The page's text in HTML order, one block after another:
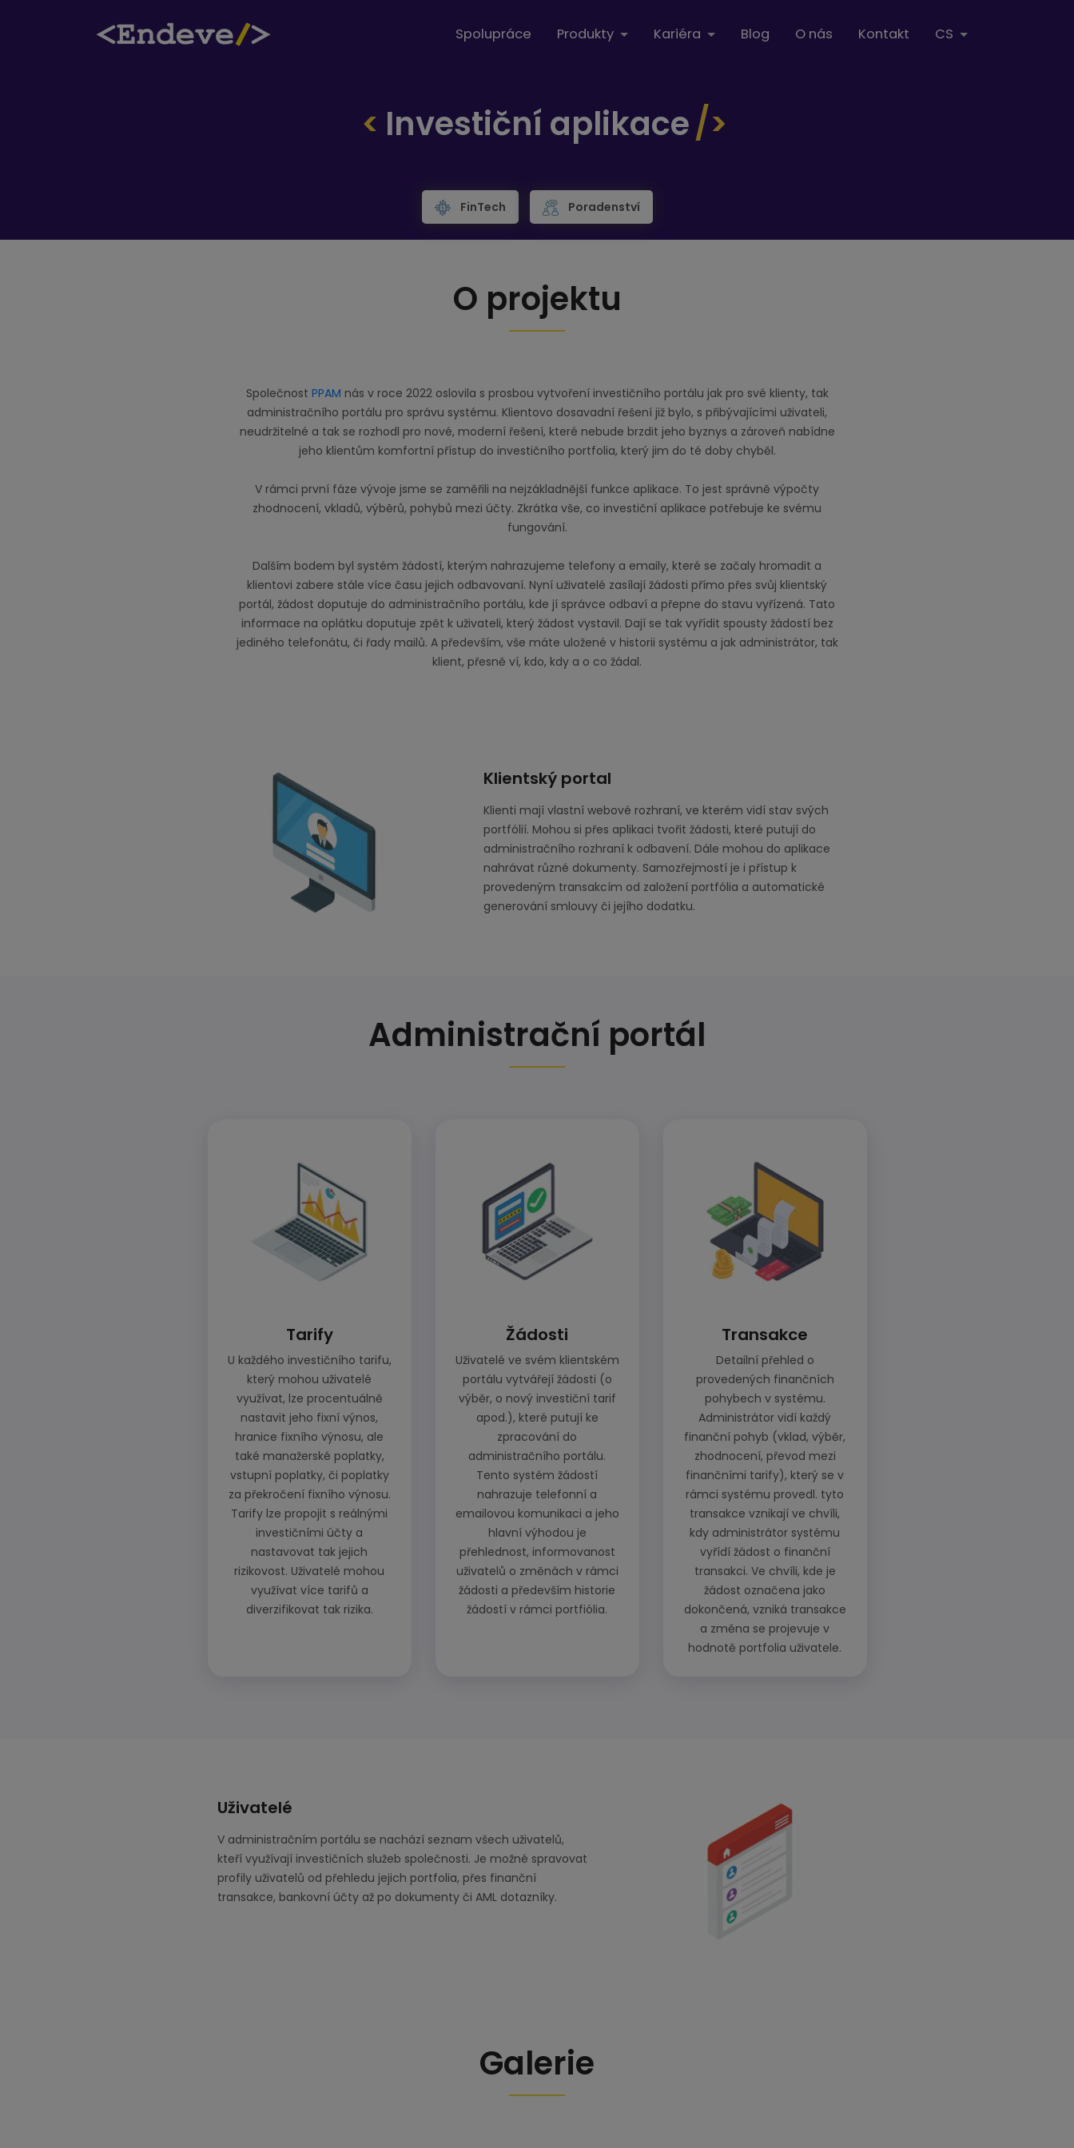
Spolupráce Produkty Kariéra Blog O nás Kontakt CS
Investiční aplikace
FinTech Poradenství
O projektu
Společnost PPAM nás v roce 2022 oslovila s prosbou vytvoření investičního portálu jak pro své klienty, tak
administračního portálu pro správu systému. Klientovo dosavadní řešení již bylo, s přibývajícími uživateli,
neudržitelné a tak se rozhodl pro nové, moderní řešení, které nebude brzdit jeho byznys a zároveň nabídne
jeho klientům komfortní přístup do investičního portfolia, který jim do té doby chyběl.
V rámci první fáze vývoje jsme se zaměřili na nejzákladnější funkce aplikace. To jest správně výpočty
zhodnocení, vkladů, výběrů, pohybů mezi účty. Zkrátka vše, co investiční aplikace potřebuje ke svému
fungování.
Dalším bodem byl systém žádostí, kterým nahrazujeme telefony a emaily, které se začaly hromadit a
klientovi zabere stále více času jejich odbavovaní. Nyní uživatelé zasílají žádosti přímo přes svůj klientský
portál, žádost doputuje do administračního portálu, kde jí správce odbaví a přepne do stavu vyřízená. Tato
informace na oplátku doputuje zpět k uživateli, který žádost vystavil. Dají se tak vyřídit spousty žádostí bez
jediného telefonátu, či řady mailů. A především, vše máte uložené v historii systému a jak administrátor, tak
klient, přesně ví, kdo, kdy a o co žádal.
Klientský portal
Klienti mají vlastní webové rozhraní, ve kterém vidí stav svých
portfólií. Mohou si přes aplikaci tvořit žádosti, které putují do
administračního rozhraní k odbavení. Dále mohou do aplikace
nahrávat různé dokumenty. Samozřejmostí je i přístup k
provedeným transakcím od založení portfólia a automatické
generování smlouvy či jejího dodatku.
Administrační portál
Tarify
U každého investičního tarifu,
který mohou uživatelé
využívat, lze procentuálně
nastavit jeho fixní výnos,
hranice fixního výnosu, ale
také manažerské poplatky,
vstupní poplatky, či poplatky
za překročení fixního výnosu.
Tarify lze propojit s reálnými
investičními účty a
nastavovat tak jejich
rizikovost. Uživatelé mohou
využívat více tarifů a
diverzifikovat tak rizika.
Žádosti
Uživatelé ve svém klientském
portálu vytvářejí žádosti (o
výběr, o nový investiční tarif
apod.), které putují ke
zpracování do
administračního portálu.
Tento systém žádostí
nahrazuje telefonní a
emailovou komunikaci a jeho
hlavní výhodou je
přehlednost, informovanost
uživatelů o změnách v rámci
žádosti a především historie
žádostí v rámci portfiólia.
Transakce
Detailní přehled o
provedených finančních
pohybech v systému.
Administrátor vidí každý
finanční pohyb (vklad, výběr,
zhodnocení, převod mezi
finančními tarify), který se v
rámci systému provedl. tyto
transakce vznikají ve chvíli,
kdy administrátor systému
vyřídí žádost o finanční
transakci. Ve chvíli, kde je
žádost označena jako
dokončená, vzniká transakce
a změna se projevuje v
hodnotě portfolia uživatele.
Uživatelé
V administračním portálu se nachází seznam všech uživatelů,
kteří využívají investičních služeb společnosti. Je možné spravovat
profily uživatelů od přehledu jejich portfolia, přes finanční
transakce, bankovní účty až po dokumenty či AML dotazníky.
Galerie